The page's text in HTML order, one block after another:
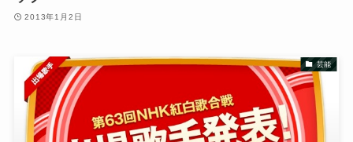
2013年1月2日
芸能